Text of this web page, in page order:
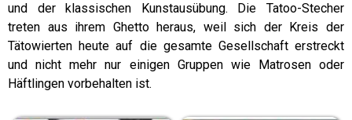
und der klassischen Kunstausübung. Die Tatoo-Stecher
treten aus ihrem Ghetto heraus, weil sich der Kreis der
Tätowierten heute auf die gesamte Gesellschaft erstreckt
und nicht mehr nur einigen Gruppen wie Matrosen oder
Häftlingen vorbehalten ist.